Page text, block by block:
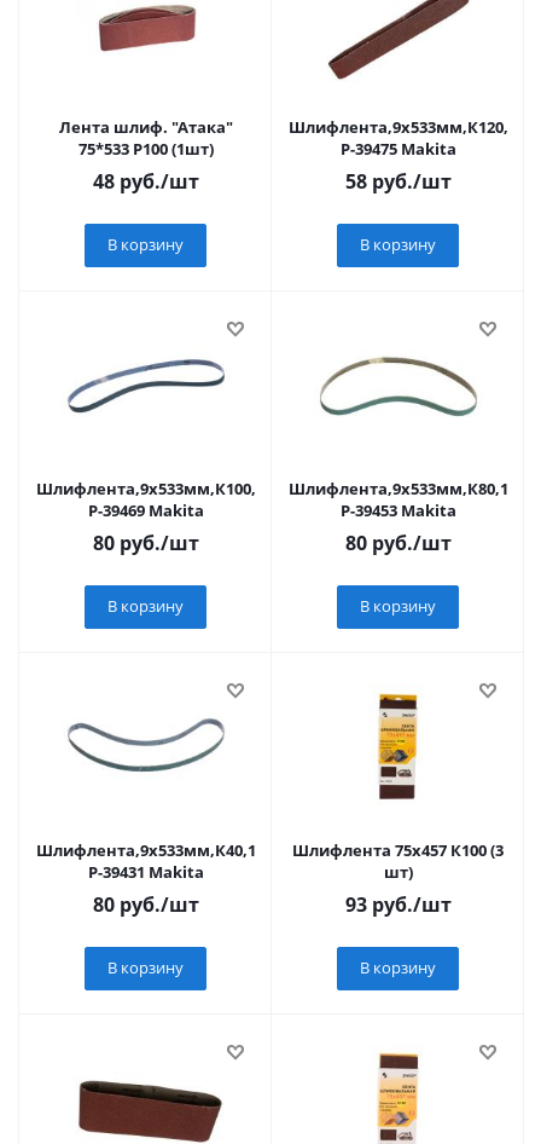
Лента шлиф. "Атака"
75*533 Р100 (1шт)
48руб./шт
В корзину
P-39475 Makita
58руб./шт
В корзину
Шлифлента,9х533мм,К100,1шт,д\дерева,металла
P-39469 Makita
80руб./шт
В корзину
P-39453 Makita
80руб./шт
В корзину
Шлифлента,9х533мм,К40,1шт,д\дерева,металла
P-39431 Makita
80руб./шт
В корзину
Шлифлента 75х457 К100 (3
шт)
93руб./шт
В корзину